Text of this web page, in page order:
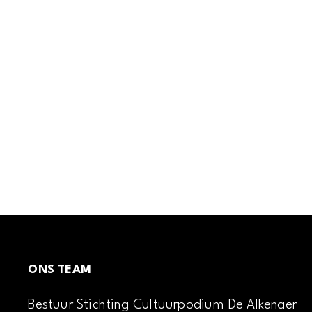
ONS TEAM
Bestuur Stichting Cultuurpodium De Alkenaer